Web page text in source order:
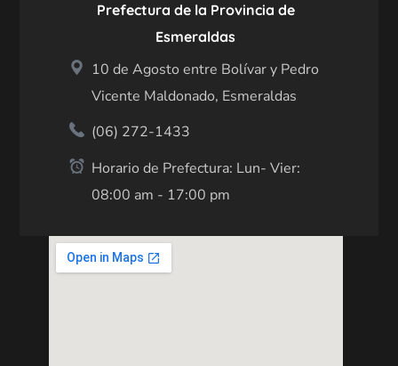
Prefectura de la Provincia de
Esmeraldas
10 de Agosto entre Bolívar y Pedro
Vicente Maldonado, Esmeraldas
(06) 272-1433
Horario de Prefectura: Lun- Vier:
08:00 am - 17:00 pm